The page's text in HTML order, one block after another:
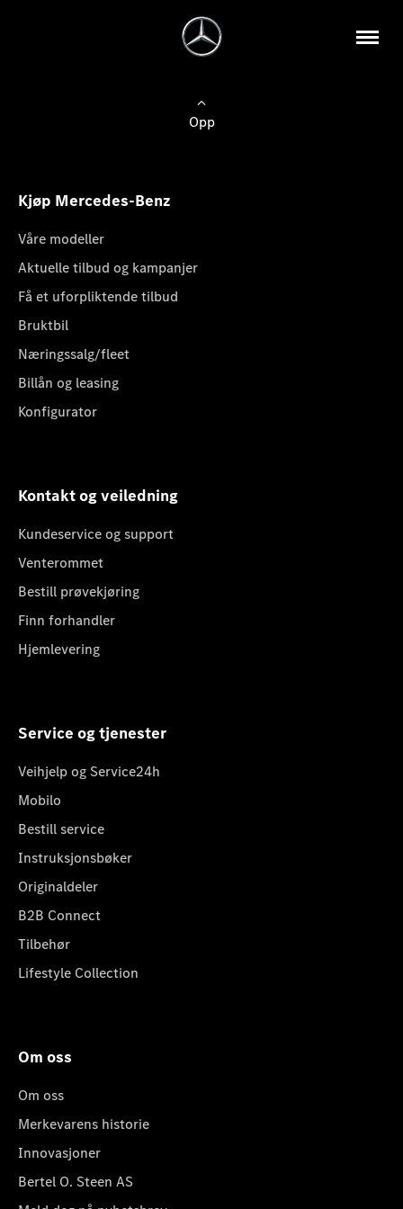
Opp
Kjøp Mercedes-Benz
Våre modeller
Aktuelle tilbud og kampanjer
Få et uforpliktende tilbud
Bruktbil
Næringssalg/fleet
Billån og leasing
Konfigurator
Kontakt og veiledning
Kundeservice og support
Venterommet
Bestill prøvekjøring
Finn forhandler
Hjemlevering
Service og tjenester
Veihjelp og Service24h
Mobilo
Bestill service
Instruksjonsbøker
Originaldeler
B2B Connect
Tilbehør
Lifestyle Collection
Om oss
Om oss
Merkevarens historie
Innovasjoner
Bertel O. Steen AS